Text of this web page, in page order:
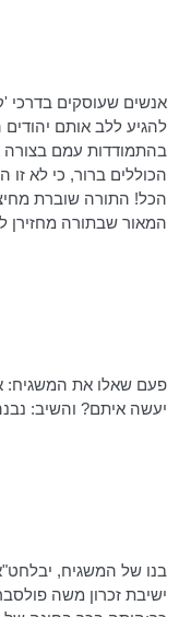
אנשים שעוסקים בדרכי
להגיע ללב אותם
בהתמודדות עמם בצורה
הכוללים ברור, כי לא
הכל! התורה שוברת
המאור שבתורה מחזירן
פעם שאלו את המשגיח:
יעשה איתם? והשיב:
בנו של המשגיח,
ישיבת זכרון משה